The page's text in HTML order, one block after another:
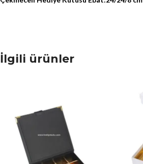
İlgili ürünler